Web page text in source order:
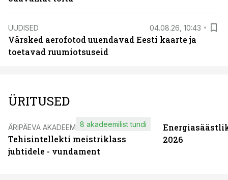
UUDISED 04.08.26, 10:43
Värsked aerofotod uuendavad Eesti kaarte ja
toetavad ruumiotsuseid
ÜRITUSED
ÄRIPÄEVA AKADEEMIA
Tehisintellekti meistriklass
juhtidele - vundament
8 akadeemilist tundi
2026